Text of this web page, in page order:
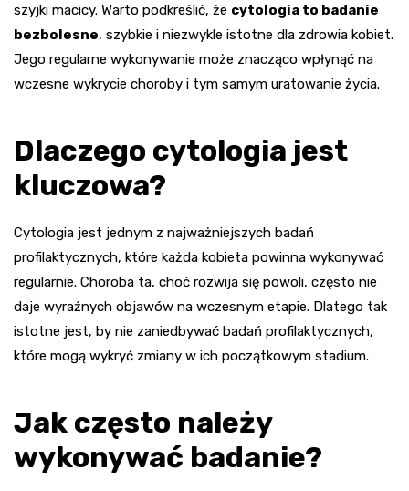
szyjki macicy. Warto podkreślić, że cytologia to badanie
bezbolesne, szybkie i niezwykle istotne dla zdrowia kobiet.
Jego regularne wykonywanie może znacząco wpłynąć na
wczesne wykrycie choroby i tym samym uratowanie życia.
Dlaczego cytologia jest
kluczowa?
Cytologia jest jednym z najważniejszych badań
profilaktycznych, które każda kobieta powinna wykonywać
regularnie. Choroba ta, choć rozwija się powoli, często nie
daje wyraźnych objawów na wczesnym etapie. Dlatego tak
istotne jest, by nie zaniedbywać badań profilaktycznych,
które mogą wykryć zmiany w ich początkowym stadium.
Jak często należy
wykonywać badanie?